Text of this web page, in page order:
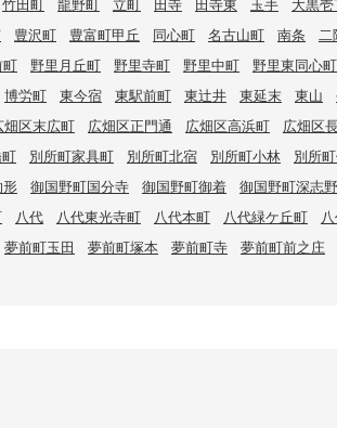
竹田町
龍野町 立町 田寺 田寺東 玉手 大黒
豊沢町 豊富町甲丘 同心町 名古山町 南条 二
町
野里月丘町 野里寺町 野里中町 野里東同心町
博労町
東今宿 東駅前町 東辻井 東延末 東山
畑区末広町
広畑区正門通 広畑区高浜町 広畑区
別所町家具町 別所町北宿 別所町小林 別所
形
御国野町国分寺 御国野町御着 御国野町深志野
八代 八代東光寺町 八代本町 八代緑ケ丘町
夢前町玉田
夢前町塚本 夢前町寺 夢前町前之庄